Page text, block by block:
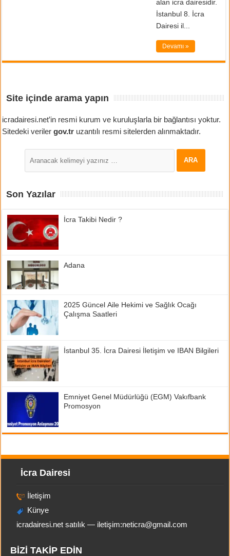
alan icra dairesidir.
İstanbul 8. İcra
Dairesi il...
Devamı »
Site içinde arama yapın
icradairesi.net’in resmi kurum ve kuruluşlarla bir bağlantısı yoktur.
Sitedeki verilergov.tr uzantılı resmi sitelerden alınmaktadır.
Son Yazılar
İcra Takibi Nedir ?
Adana
2025 Güncel Aile Hekimi ve Sağlık Ocağı
Çalışma Saatleri
İstanbul 35. İcra Dairesi İletişim ve IBAN Bilgileri
Emniyet Genel Müdürlüğü (EGM) Vakıfbank
Promosyon
İcra Dairesi
İletişim
Künye
icradairesi.net satılık — iletişim:neticra@gmail.com
BİZİ TAKİP EDİN